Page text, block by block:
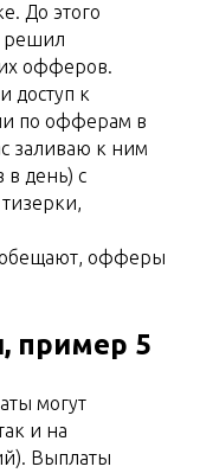
До этого
решил
офферов.
доступ к
по офферам в
заливаю к ним
в день) с
обещают, офферы
пример 5
могут
и на
Выплаты